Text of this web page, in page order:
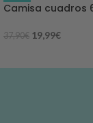
Camisa cuadros
37,90€ 19,99€